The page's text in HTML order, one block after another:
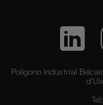
Polígono Industrial
Tel: